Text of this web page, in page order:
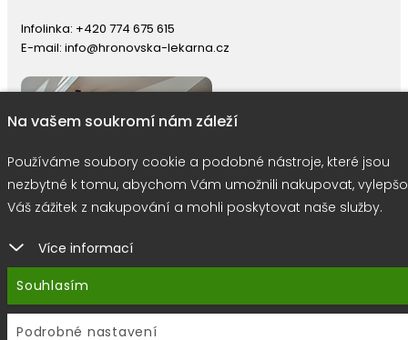
Infolinka: +420 774 675 615
E-mail: info@hronovska-lekarna.cz
© 2026 |
Na vašem soukromí nám záleží
Používáme soubory cookie a podobné nástroje, které jsou
nezbytné k tomu, abychom Vám umožnili nakupovat,
Váš zážitek z nakupování a mohli poskytovat naše služby.
Více informací
Souhlasím
Podrobné nastavení